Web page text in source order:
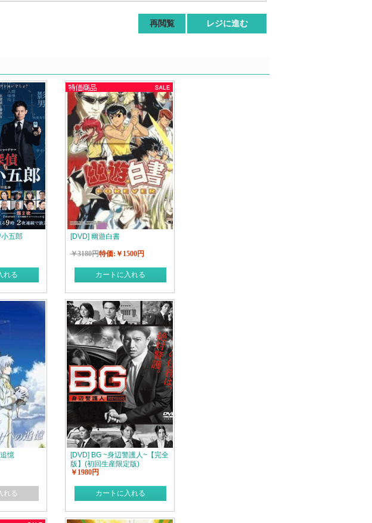
再閲覧 レジに進む
五郎
れる
[DVD] 幽遊白書
￥3180円特価:￥1500円
カートに入れる
憶
れる
[DVD] BG ~身辺警護人~【完全
版】(初回生産限定版)
￥1980円
カートに入れる